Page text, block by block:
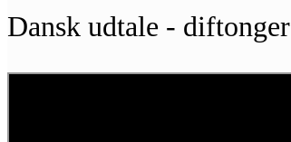
Dansk udtale - diftonger